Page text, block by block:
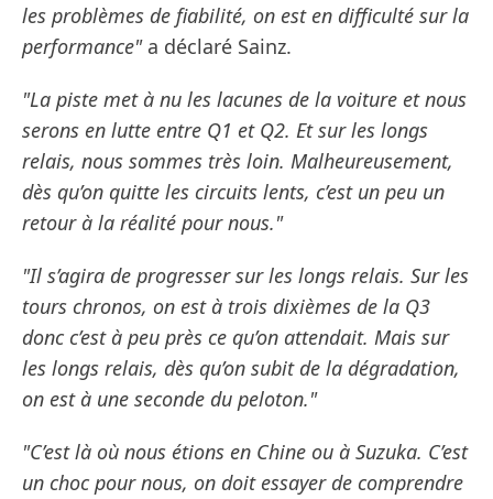
les problèmes de fiabilité, on est en difficulté sur la
performance"a déclaré Sainz.
"La piste met à nu les lacunes de la voiture et nous
serons en lutte entre Q1 et Q2. Et sur les longs
relais, nous sommes très loin. Malheureusement,
dès qu’on quitte les circuits lents, c’est un peu un
retour à la réalité pour nous."
"Il s’agira de progresser sur les longs relais. Sur les
tours chronos, on est à trois dixièmes de la Q3
donc c’est à peu près ce qu’on attendait. Mais sur
les longs relais, dès qu’on subit de la dégradation,
on est à une seconde du peloton."
"C’est là où nous étions en Chine ou à Suzuka. C’est
un choc pour nous, on doit essayer de comprendre